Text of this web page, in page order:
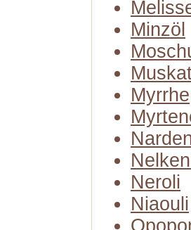
Minzöl
Myrrhe
Neroli
Niaouli